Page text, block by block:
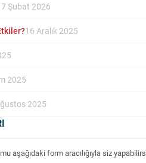
Şubat 2026
16 Aralık 2025
2025
2025
aşağıdaki form aracılığıyla siz